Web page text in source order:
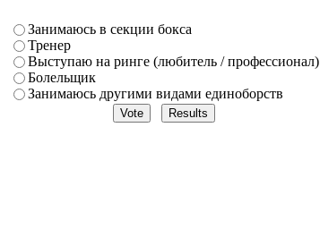
Занимаюсь в секции бокса
Тренер
Выступаю на ринге (любитель / профессионал)
Болельщик
Занимаюсь другими видами единоборств